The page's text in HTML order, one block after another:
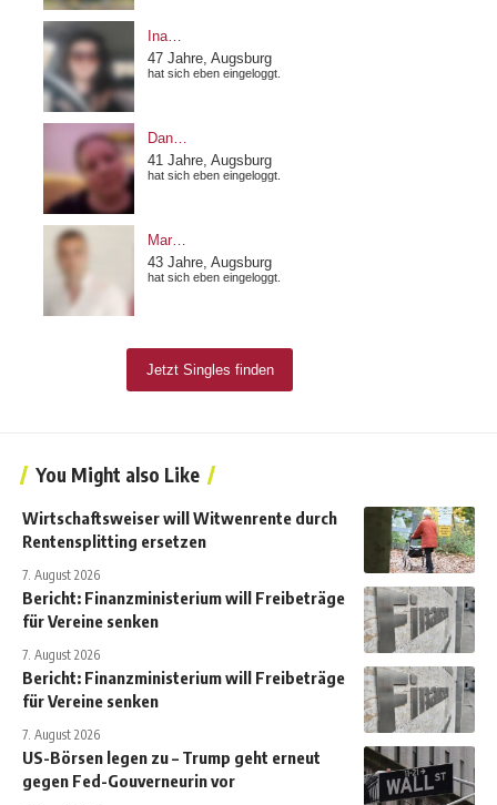
You Might also Like
Wirtschaftsweiser will Witwenrente durch
Rentensplitting ersetzen
7. August 2026
Bericht: Finanzministerium will Freibeträge
für Vereine senken
7. August 2026
Bericht: Finanzministerium will Freibeträge
für Vereine senken
7. August 2026
US-Börsen legen zu – Trump geht erneut
gegen Fed-Gouverneurin vor